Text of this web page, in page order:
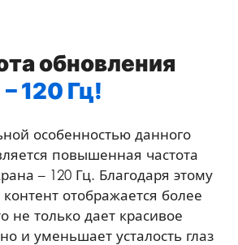
обновления
– 120 Гц!
особенностью данного
повышенная частота
– 120 Гц. Благодаря этому
отображается более
не только дает красивое
и уменьшает усталость глаз